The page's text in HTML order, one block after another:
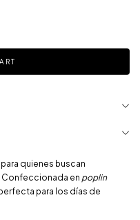
quienes buscan
en poplin
para los días de